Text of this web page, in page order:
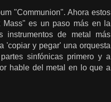
"Communion". Ahora estos
Mass"es un paso más en la
instrumentos de metal
más
a 'copiar y pegar' una orquesta
sinfónicas primero y a
hable del metal en lo que a